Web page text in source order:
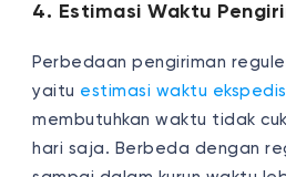
4. Estimasi Waktu
Perbedaan pengiriman
yaitu estimasi waktu
membutuhkan waktu tidak
hari saja. Berbeda dengan